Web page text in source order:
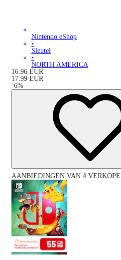
Nintendo eShop
•
Sleutel
•
NORTH AMERICA
16.96 EUR
17.99 EUR
-6%
AANBIEDINGEN VAN 4